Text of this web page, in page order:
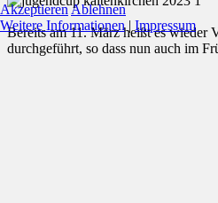
Bereits am 11. März heißt es wieder
durchgeführt, so dass nun auch im
AkzeptierenAblehnen
Weitere Informationen| Impressum